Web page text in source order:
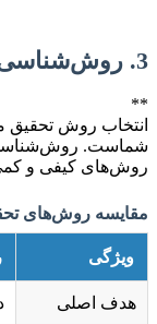
3. روش‌شناسی تحقیق در توسعه روستایی
**
انتخاب روش تحقیق
شماست. روش‌شناسی
روش‌های کیفی و
مقایسه روش‌های
ویژگی
هدف اصلی